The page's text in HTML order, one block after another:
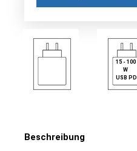
15 - 100
W
USB PD
Beschreibung